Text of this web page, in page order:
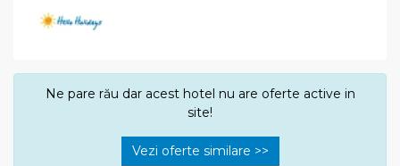
Ne pare rău dar acest hotel nu are oferte active in
site!
Vezi oferte similare >>